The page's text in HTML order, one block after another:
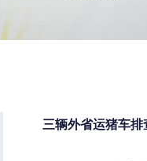
三辆外省运猪车